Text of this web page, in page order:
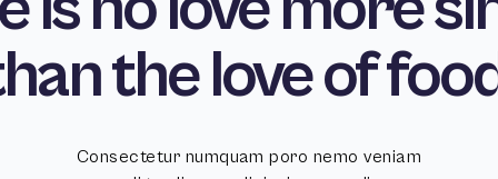
the love of
Consectetur numquam poro nemo veniam